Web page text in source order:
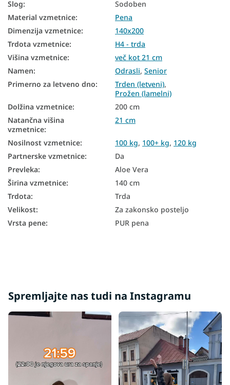
Talne vzmetnice
Najbolje prodajane vzmetnice
Vzmetnice za nastavljivo posteljno dno
Vzmetnice glede na trdoto
Trde vzmetnice
Vzmetnice za zakonske postelje
Pene vzmetnice 140x200
Poceni vzmetnice 140x200
Trdota vzmetnice H4
Slog:
Sodoben
Material vzmetnice:
Pena
Dimenzija vzmetnice:
140x200
Trdota vzmetnice:
H4 - trda
Višina vzmetnice:
več kot 21 cm
Namen: Odrasli, Senior
Primerno za letveno dno: Trden (letveni),
Prožen (lamelni)
Dolžina vzmetnice:
200 cm
Natančna višina
vzmetnice:
21 cm
Nosilnost vzmetnice: 100 kg, 100+ kg, 120 kg
Partnerske vzmetnice:
Da
Prevleka:
Aloe Vera
Širina vzmetnice:
140 cm
Trdota:
Trda
Velikost:
Za zakonsko posteljo
Vrsta pene: PUR pena
Spremljajte nas tudi na Instagramu